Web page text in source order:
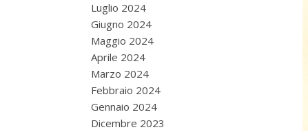
Luglio 2024
Giugno 2024
Maggio 2024
Aprile 2024
Marzo 2024
Febbraio 2024
Gennaio 2024
Dicembre 2023